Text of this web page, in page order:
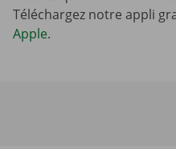
Téléchargez notre appli
Apple.